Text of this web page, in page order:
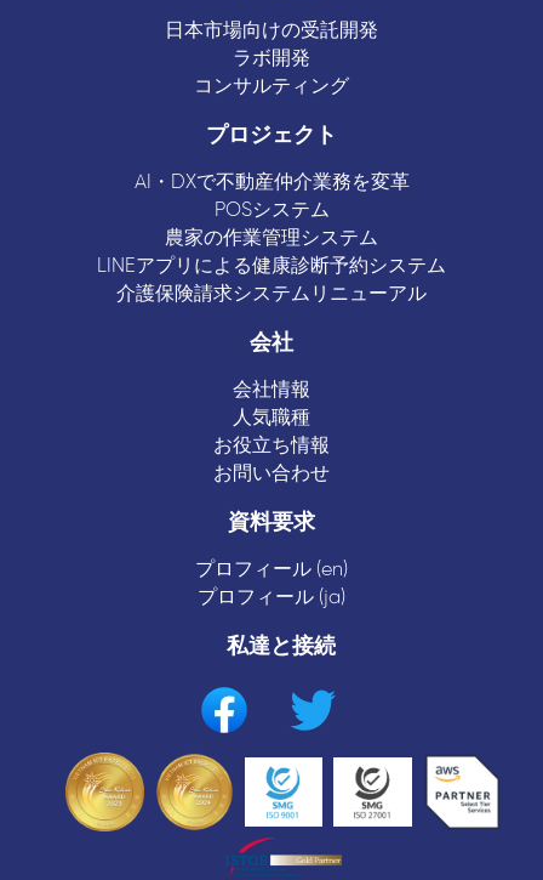
日本市場向けの受託開発
ラボ開発
コンサルティング
プロジェクト
AI・DXで不動産仲介業務を変革
POSシステム
農家の作業管理システム
LINEアプリによる健康診断予約システム
介護保険請求システムリニューアル
会社
会社情報
人気職種
お役立ち情報
お問い合わせ
資料要求
プロフィール (en)
プロフィール (ja)
私達と接続